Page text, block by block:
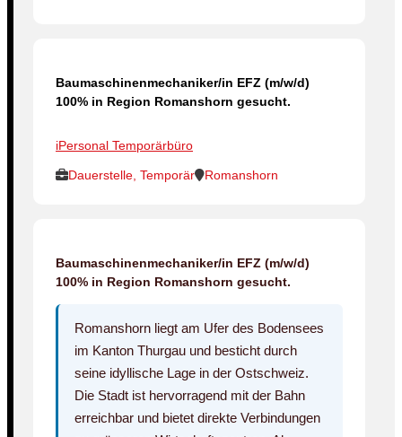
Baumaschinenmechaniker/in EFZ (m/w/d)
100% in Region Romanshorn gesucht.
iPersonal Temporärbüro
Dauerstelle, Temporär Romanshorn
Baumaschinenmechaniker/in EFZ (m/w/d)
100% in Region Romanshorn gesucht.
Romanshorn liegt am Ufer des Bodensees
im Kanton Thurgau und besticht durch
seine idyllische Lage in der Ostschweiz.
Die Stadt ist hervorragend mit der Bahn
erreichbar und bietet direkte Verbindungen